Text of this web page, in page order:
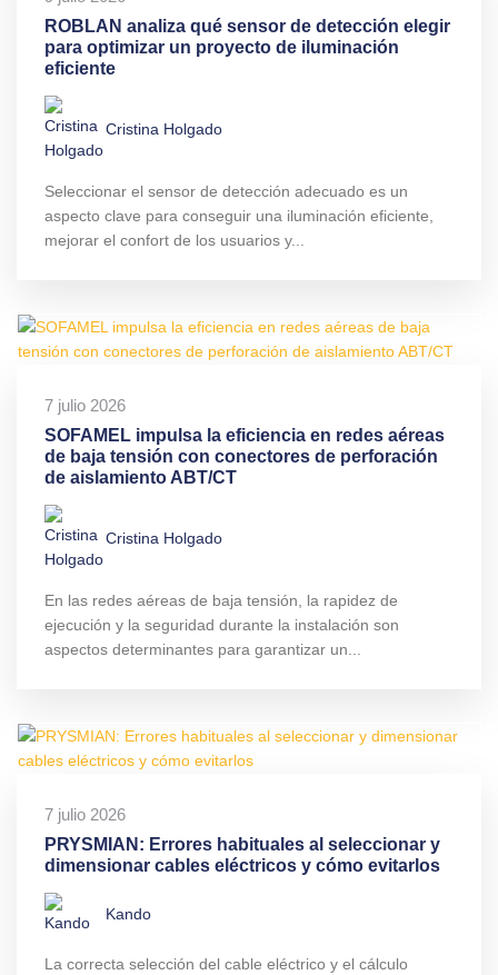
ROBLAN analiza qué sensor de detección elegir
para optimizar un proyecto de iluminación
eficiente
Cristina Holgado
Seleccionar el sensor de detección adecuado es un
aspecto clave para conseguir una iluminación eficiente,
mejorar el confort de los usuarios y...
7 julio 2026
SOFAMEL impulsa la eficiencia en redes aéreas
de baja tensión con conectores de perforación
de aislamiento ABT/CT
Cristina Holgado
En las redes aéreas de baja tensión, la rapidez de
ejecución y la seguridad durante la instalación son
aspectos determinantes para garantizar un...
7 julio 2026
PRYSMIAN: Errores habituales al seleccionar y
dimensionar cables eléctricos y cómo evitarlos
Kando
La correcta selección del cable eléctrico y el cálculo